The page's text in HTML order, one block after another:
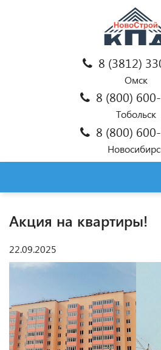
8 (3812)
Омск
8 (800)
Тобольск
8 (800)
Акция на квартиры!
22.09.2025